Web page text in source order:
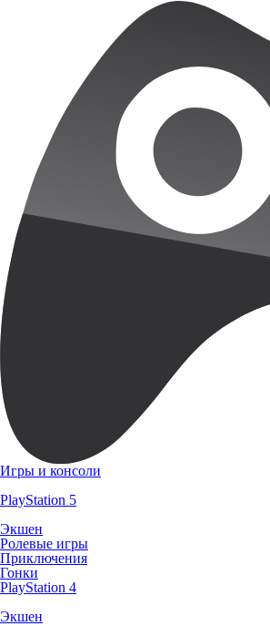
Игры и консоли
PlayStation 5
Экшен
Ролевые игры
Приключения
Гонки
PlayStation 4
Экшен